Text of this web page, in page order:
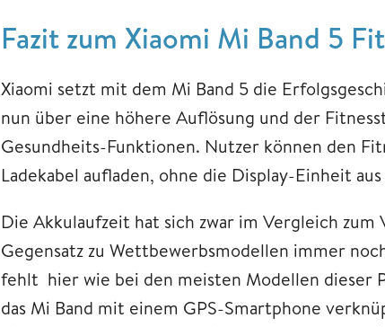
Fazit zum Xiaomi Mi Band 5
Xiaomi setzt mit dem Mi Band 5 die
nun über eine höhere Auflösung und der
Gesundheits-Funktionen. Nutzer können den
Ladekabel aufladen, ohne die Display-Einheit
Die Akkulaufzeit hat sich zwar im Vergleich
Gegensatz zu Wettbewerbsmodellen immer
fehlt hier wie bei den meisten Modellen dieser
das Mi Band mit einem GPS-Smartphone